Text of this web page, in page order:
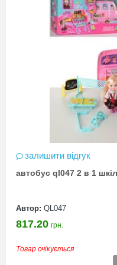
залишити відгук
автобус ql047 2 в 1
Автор: QL047
817.20 грн.
Товар очікується